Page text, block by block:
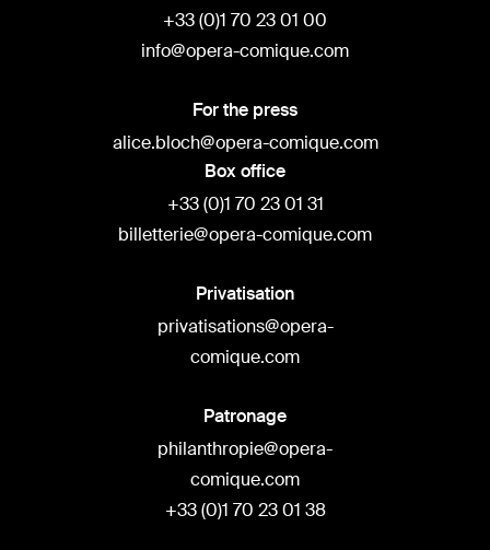
+33 (0)1 70 23 01 00
info@opera-comique.com
For the press
alice.bloch@opera-comique.com
Box office
+33 (0)1 70 23 01 31
billetterie@opera-comique.com
Privatisation
privatisations@opera-
comique.com
Patronage
philanthropie@opera-
comique.com
+33 (0)1 70 23 01 38